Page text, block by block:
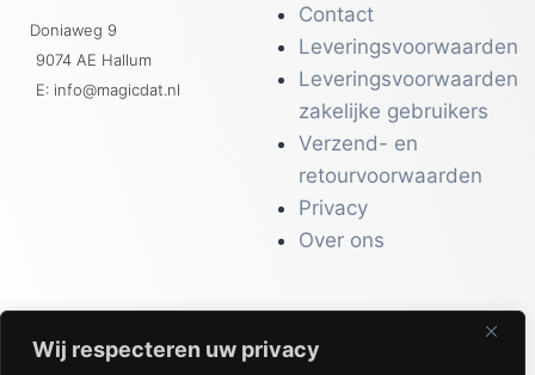
Wij respecteren uw privacy
Doniaweg 9
9074 AE Hallum
E: info@magicdat.nl
Contact
Leveringsvoorwaarden
Leveringsvoorwaarden
zakelijke gebruikers
Verzend- en
retourvoorwaarden
Privacy
Over ons
CATALOGI